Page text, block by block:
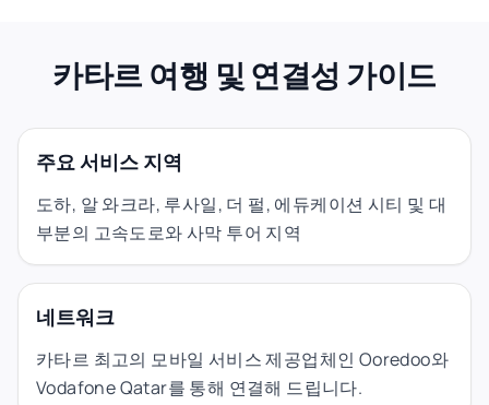
카타르 여행 및 연결성 가이드
주요 서비스 지역
도하, 알 와크라, 루사일, 더 펄, 에듀케이션 시티 및 대
부분의 고속도로와 사막 투어 지역
네트워크
카타르 최고의 모바일 서비스 제공업체인 Ooredoo와
Vodafone Qatar를 통해 연결해 드립니다.